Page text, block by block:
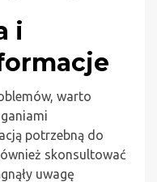
i
warto
potrzebną do
skonsultować
uwagę